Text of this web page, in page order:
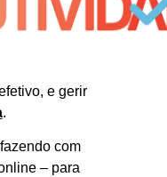
e gerir
.
com
– para